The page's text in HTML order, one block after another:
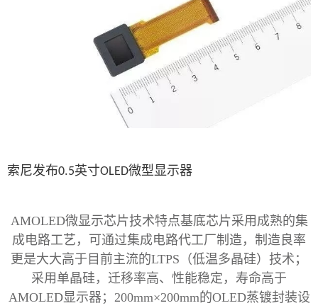
索尼发布0.5英寸OLED微型显示器
AMOLED微显示芯片技术特点基底芯片采用成熟的集
成电路工艺，可通过集成电路代工厂制造，制造良率
更是大大高于目前主流的LTPS（低温多晶硅）技术；
采用单晶硅，迁移率高、性能稳定，寿命高于
AMOLED显示器；200mm×200mm的OLED蒸镀封装设